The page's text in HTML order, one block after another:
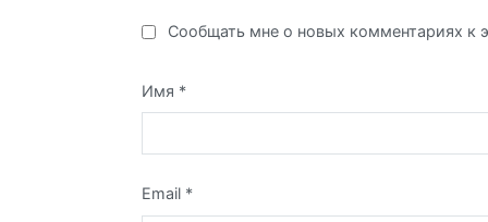
Сообщать мне о новых комментариях к
Имя *
Email *